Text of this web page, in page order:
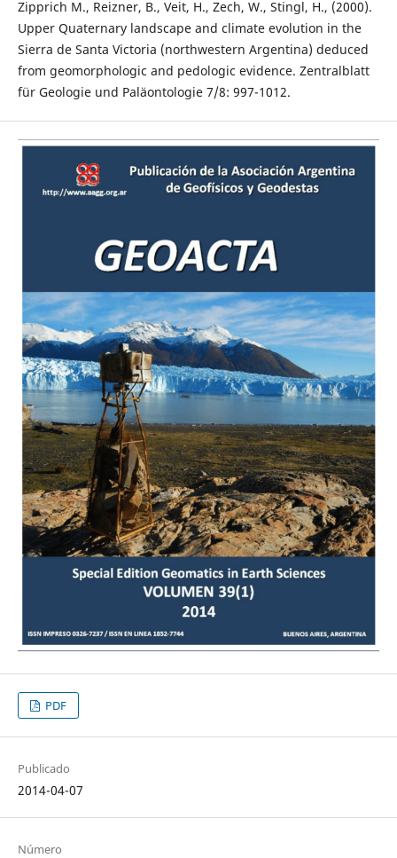
Zipprich M., Reizner, B., Veit, H., Zech, W., Stingl, H., (2000).
Upper Quaternary landscape and climate evolution in the
Sierra de Santa Victoria (northwestern Argentina) deduced
from geomorphologic and pedologic evidence. Zentralblatt
für Geologie und Paläontologie 7/8: 997-1012.
PDF
Publicado
2014-04-07
Número